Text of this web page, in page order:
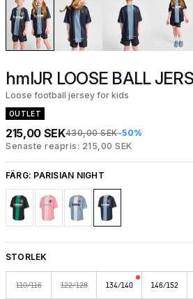
hmlJR LOOSE BALL
Loose football jersey for kids
OUTLET
215,00 SEK430,00 SEK-50%
Senaste reapris: 215,00 SEK
FÄRG: PARISIAN NIGHT
STORLEK
110/116 122/128 134/140 146/152